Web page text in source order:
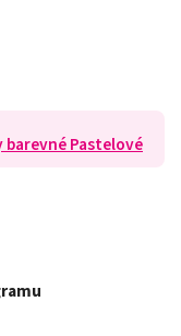
barevné Pastelové